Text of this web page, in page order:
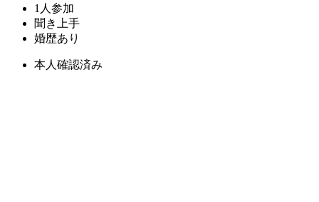
1人参加
聞き上手
婚歴あり
本人確認済み